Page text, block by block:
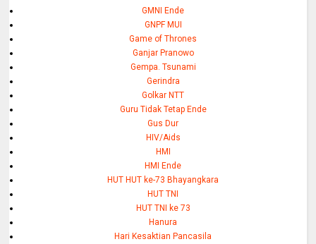
GMNI Ende
GNPF MUI
Game of Thrones
Ganjar Pranowo
Gempa. Tsunami
Gerindra
Golkar NTT
Guru Tidak Tetap Ende
Gus Dur
HIV/Aids
HMI
HMI Ende
HUT HUT ke-73 Bhayangkara
HUT TNI
HUT TNI ke 73
Hanura
Hari Kesaktian Pancasila